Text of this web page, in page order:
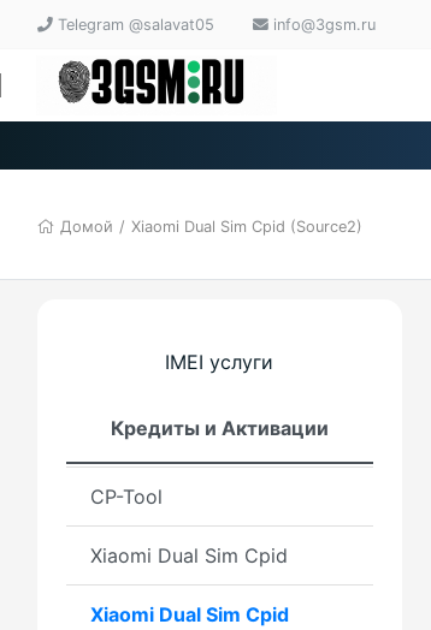
Telegram @salavat05 info@3gsm.ru
Домой / Xiaomi Dual Sim Cpid (Source2)
IMEI услуги
Кредиты и Активации
v5 / FDL / FRP
Xiaomi Repair Tool (XRT)
Android Auth Tool
Fck Tool
CP-Tool
Xiaomi Dual Sim Cpid
Xiaomi Dual Sim Cpid